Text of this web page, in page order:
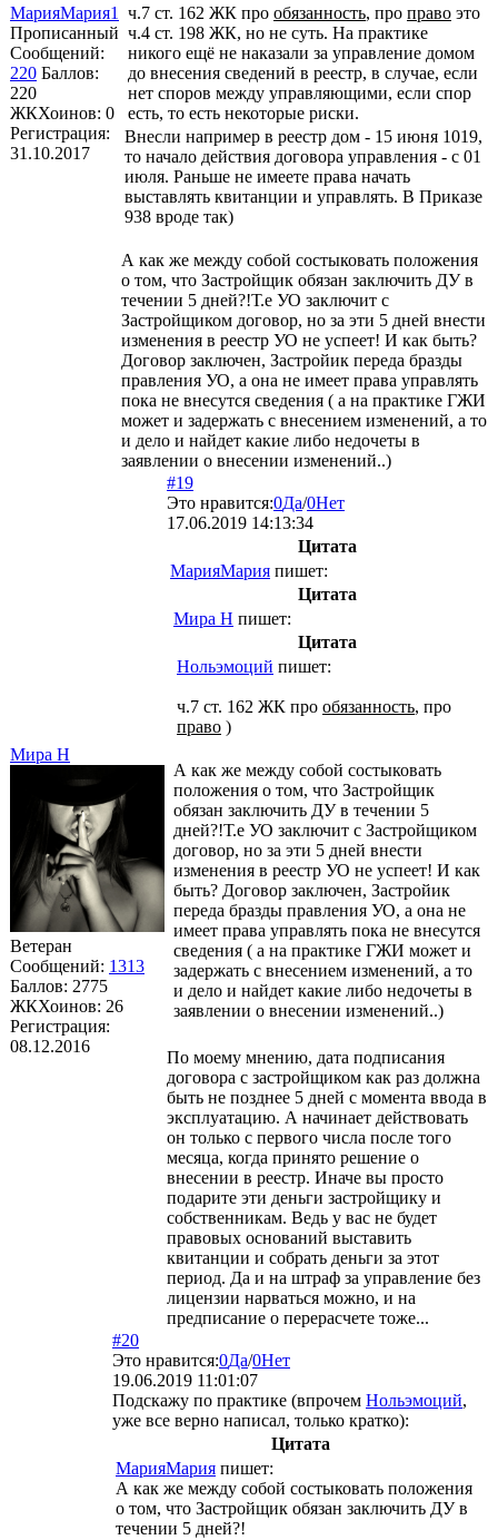
МарияМария1
Прописанный
Сообщений:
220 Баллов:
220
ЖКХоинов: 0
Регистрация:
31.10.2017
ч.7 ст. 162 ЖК про обязанность, про право это
ч.4 ст. 198 ЖК, но не суть. На практике
никого ещё не наказали за управление домом
до внесения сведений в реестр, в случае, если
нет споров между управляющими, если спор
есть, то есть некоторые риски.
Внесли например в реестр дом - 15 июня 1019,
то начало действия договора управления - с 01
июля. Раньше не имеете права начать
выставлять квитанции и управлять. В Приказе
938 вроде так)
А как же между собой состыковать положения
о том, что Застройщик обязан заключить ДУ в
течении 5 дней?!Т.е УО заключит с
Застройщиком договор, но за эти 5 дней внести
изменения в реестр УО не успеет! И как быть?
Договор заключен, Застройик переда бразды
правления УО, а она не имеет права управлять
пока не внесутся сведения ( а на практике ГЖИ
может и задержать с внесением изменений, а то
и дело и найдет какие либо недочеты в
заявлении о внесении изменений..)
Мира Н
Ветеран
Сообщений: 1313
Баллов: 2775
ЖКХоинов: 26
Регистрация:
08.12.2016
#19
Это нравится:0Да/0Нет
17.06.2019 14:13:34
Цитата
МарияМария пишет:
Цитата
Мира Н пишет:
Цитата
Нольэмоций пишет:
ч.7 ст. 162 ЖК про обязанность, про
право )
А как же между собой состыковать
положения о том, что Застройщик
обязан заключить ДУ в течении 5
дней?!Т.е УО заключит с Застройщиком
договор, но за эти 5 дней внести
изменения в реестр УО не успеет! И как
быть? Договор заключен, Застройик
переда бразды правления УО, а она не
имеет права управлять пока не внесутся
сведения ( а на практике ГЖИ может и
задержать с внесением изменений, а то
и дело и найдет какие либо недочеты в
заявлении о внесении изменений..)
По моему мнению, дата подписания
договора с застройщиком как раз должна
быть не позднее 5 дней с момента ввода в
эксплуатацию. А начинает действовать
он только с первого числа после того
месяца, когда принято решение о
внесении в реестр. Иначе вы просто
подарите эти деньги застройщику и
собственникам. Ведь у вас не будет
правовых оснований выставить
квитанции и собрать деньги за этот
период. Да и на штраф за управление без
лицензии нарваться можно, и на
предписание о перерасчете тоже...
#20
Это нравится:0Да/0Нет
19.06.2019 11:01:07
Подскажу по практике (впрочем Нольэмоций,
уже все верно написал, только кратко):
Цитата
МарияМария пишет:
А как же между собой состыковать положения
о том, что Застройщик обязан заключить ДУ в
течении 5 дней?!